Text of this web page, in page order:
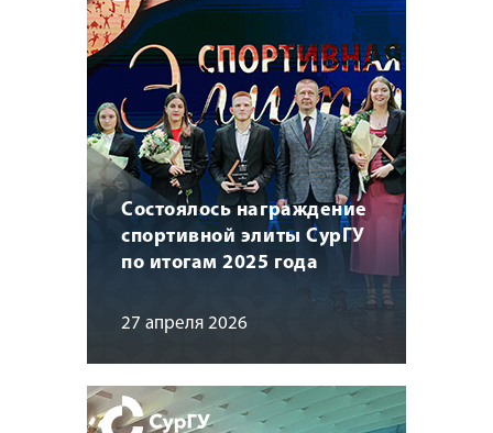
Состоялось награждение
спортивной элиты СурГУ
по итогам 2025 года
27 апреля 2026